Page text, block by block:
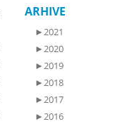
ARHIVE
►2021
►2020
►2019
►2018
►2017
►2016